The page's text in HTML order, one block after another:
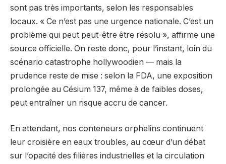
sont pas très importants, selon les responsables
locaux. « Ce n’est pas une urgence nationale. C’est un
problème qui peut peut-être être résolu », affirme une
source officielle. On reste donc, pour l’instant, loin du
scénario catastrophe hollywoodien — mais la
prudence reste de mise : selon la FDA, une exposition
prolongée au Césium 137, même à de faibles doses,
peut entraîner un risque accru de cancer.
En attendant, nos conteneurs orphelins continuent
leur croisière en eaux troubles, au cœur d’un débat
sur l’opacité des filières industrielles et la circulation